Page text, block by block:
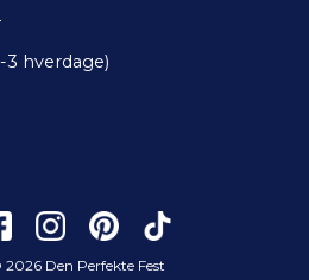
3 hverdage)
2026 Den Perfekte Fest